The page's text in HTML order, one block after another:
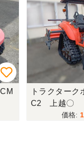
トラクター
C2 上越〇